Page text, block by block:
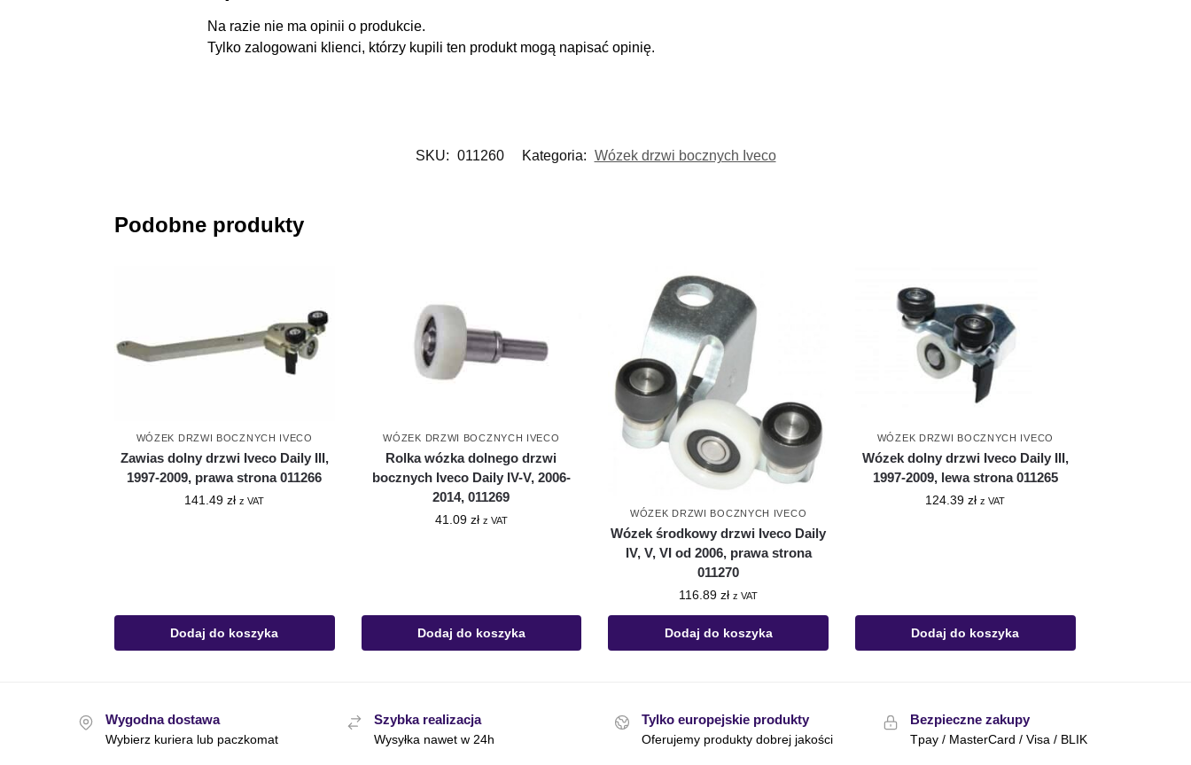
Na razie nie ma opinii o produkcie.
Tylko zalogowani klienci, którzy kupili ten produkt mogą napisać opinię.
SKU: 011260 Kategoria: Wózek drzwi bocznych Iveco
Podobne produkty
WÓZEK DRZWI BOCZNYCH IVECO
Zawias dolny drzwi Iveco Daily III,
1997-2009, prawa strona 011266
141.49zł z VAT
Dodaj do koszyka
WÓZEK DRZWI BOCZNYCH IVECO
Rolka wózka dolnego drzwi
bocznych Iveco Daily IV-V, 2006-
2014, 011269
41.09 zł z VAT
Dodaj do koszyka
WÓZEK DRZWI BOCZNYCH IVECO
Wózek środkowy drzwi Iveco Daily
IV, V, VI od 2006, prawa strona
011270
116.89zł z VAT
Dodaj do koszyka
WÓZEK DRZWI BOCZNYCH IVECO
Wózek dolny drzwi Iveco Daily III,
1997-2009, lewa strona 011265
124.39zł z VAT
Dodaj do koszyka
Wygodna dostawa
Wybierz kuriera lub paczkomat
Szybka realizacja
Wysyłka nawet w 24h
Tylko europejskie produkty
Oferujemy produkty dobrej jakości
Bezpieczne zakupy
Tpay / MasterCard / Visa / BLIK